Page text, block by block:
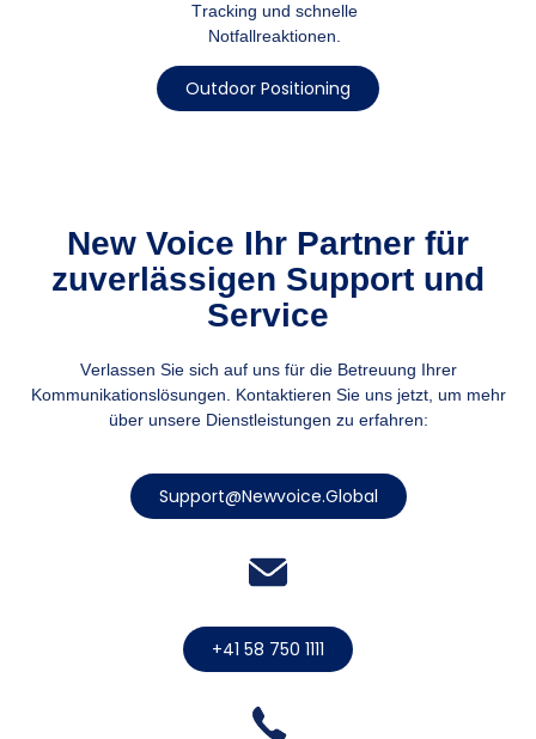
Tracking und schnelle
Notfallreaktionen.
Outdoor Positioning​
New Voice Ihr Partner für
zuverlässigen Support und
Service
Verlassen Sie sich auf uns für die Betreuung Ihrer
Kommunikationslösungen. Kontaktieren Sie uns jetzt, um mehr
über unsere Dienstleistungen zu erfahren:
Support@newvoice.global
+41 58 750 1111